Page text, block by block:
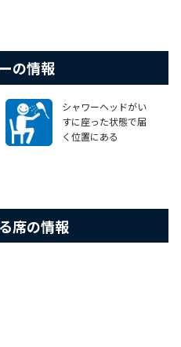
の情報
シャワーヘッドがい
すに座った状態で届
く位置にある
席の情報